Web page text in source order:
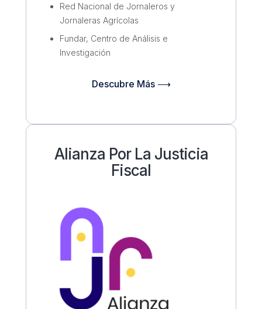
Red Nacional de Jornaleros y
Jornaleras Agrícolas
Fundar, Centro de Análisis e
Investigación
Descubre Más ⟶
Alianza Por La Justicia
Fiscal